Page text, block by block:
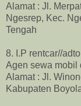
Alamat : Jl.
Ngesrep, Kec.
Tengah
8. I.P rentcar//
Agen sewa mobil
Alamat : Jl.
Kabupaten